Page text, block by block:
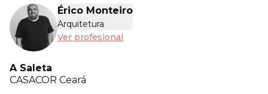
Érico Monteiro
Arquitetura
Ver profesional
A Saleta
CASACOR Ceará